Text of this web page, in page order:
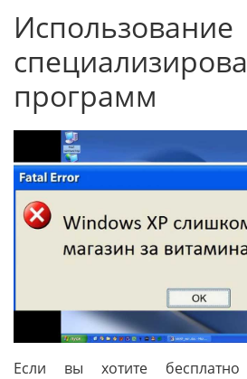
Использование
программ
Если вы хотите